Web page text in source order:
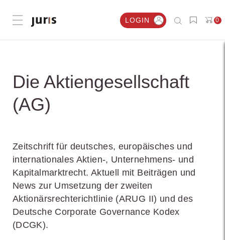
Menü öffnen LOGIN 0
Die Aktiengesellschaft
(AG)
Zeitschrift für deutsches, europäisches und
internationales Aktien-, Unternehmens- und
Kapitalmarktrecht. Aktuell mit Beiträgen und
News zur Umsetzung der zweiten
Aktionärsrechterichtlinie (ARUG II) und des
Deutsche Corporate Governance Kodex
(DCGK).